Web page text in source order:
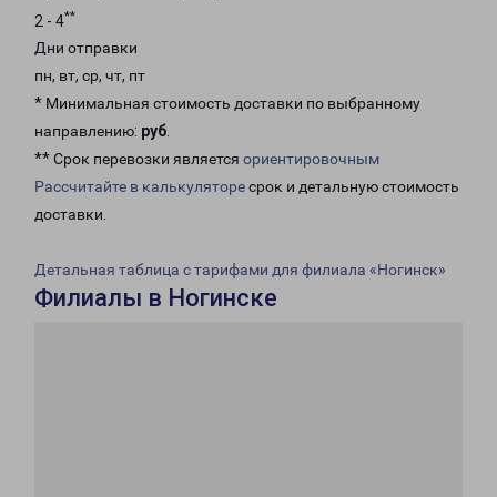
2 - 4**
Дни отправки
пн, вт, ср, чт, пт
* Минимальная стоимость доставки по выбранному
направлению: руб.
** Срок перевозки является ориентировочным
Рассчитайте в калькуляторесрок и детальную стоимость
доставки.
Детальная таблица с тарифами для филиала «Ногинск»
Филиалы в Ногинске